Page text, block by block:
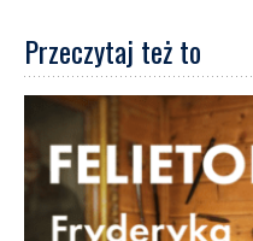
Przeczytaj też to